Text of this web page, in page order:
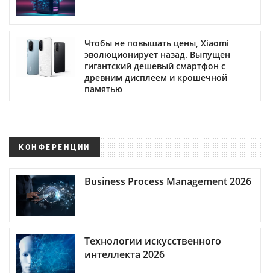
Чтобы не повышать цены, Xiaomi
эволюционирует назад. Выпущен
гигантский дешевый смартфон с
древним дисплеем и крошечной
памятью
КОНФЕРЕНЦИИ
Business Process Management 2026
Технологии искусственного
интеллекта 2026